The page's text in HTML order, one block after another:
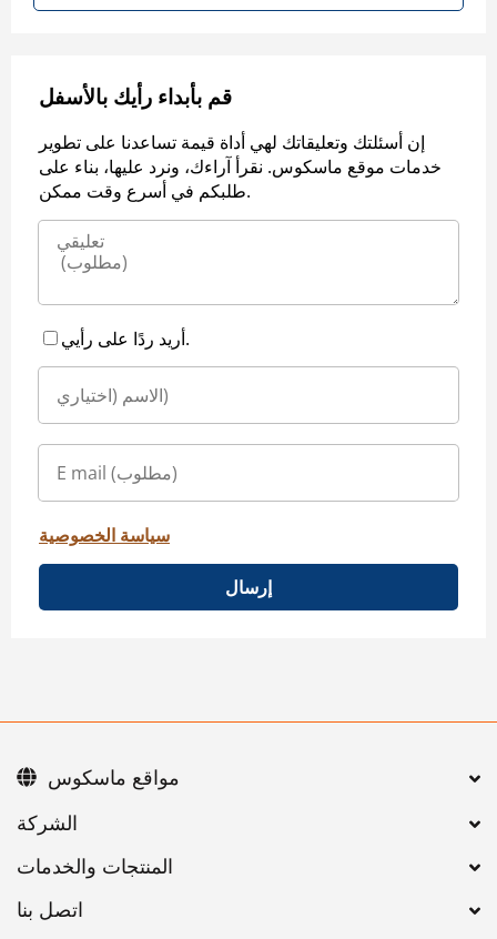
قم بأبداء رأيك بالأسفل
إن أسئلتك وتعليقاتك لهي أداة قيمة تساعدنا على تطوير
خدمات موقع ماسكوس. نقرأ آراءك، ونرد عليها، بناء على
طلبكم في أسرع وقت ممكن.
أريد ردًا على رأيي.
سياسة الخصوصية
إرسال
اتصل بنا
مواقع ماسكوس